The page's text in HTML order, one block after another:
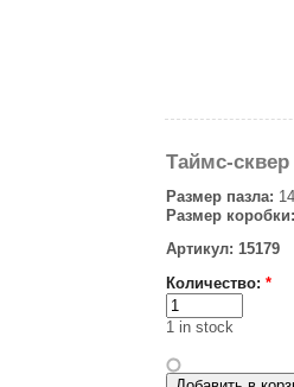
Таймс-
Размер пазла:
Размер коробки:
Артикул: 15179
Количество: *
1 in stock